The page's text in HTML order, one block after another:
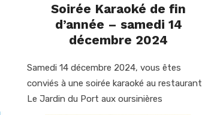
Soirée Karaoké de fin
d’année – samedi 14
décembre 2024
Samedi 14 décembre 2024, vous êtes
conviés à une soirée karaoké au restaurant
Le Jardin du Port aux oursinières